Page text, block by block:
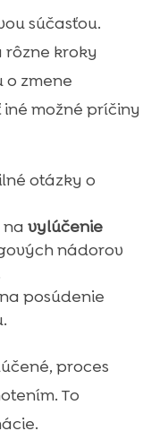
súčasťou.
rôzne kroky
zmene
možné príčiny
otázky o
na vylúčenie
nádorov
posúdenie
proces
To